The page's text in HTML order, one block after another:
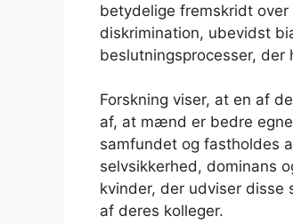
betydelige fremskridt
diskrimination, ubevidst
beslutningsprocesser,
Forskning viser, at en af
af, at mænd er bedre
samfundet og fastholdes
selvsikkerhed, dominans
kvinder, der udviser disse
af deres kolleger.